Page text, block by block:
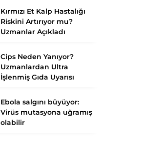
Kırmızı Et Kalp Hastalığı
Riskini Artırıyor mu?
Uzmanlar Açıkladı
Cips Neden Yanıyor?
Uzmanlardan Ultra
İşlenmiş Gıda Uyarısı
Ebola salgını büyüyor:
Virüs mutasyona uğramış
olabilir